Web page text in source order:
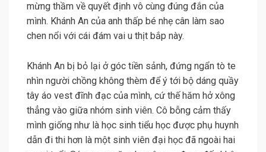
mừng thầm về quyết định vô cùng đúng đắn của
mình. Khánh An của anh thấp bé nhẹ cân làm sao
chen nổi với cái đám vai u thịt bắp này.
Khánh An bị bỏ lại ở góc tiền sảnh, đứng ngẩn tò te
nhìn người chồng không thèm để ý tới bộ dáng quầy
tây áo vest đĩnh đạc của mình, cứ thế hăm hở xông
thẳng vào giữa nhóm sinh viên. Cô bỗng cảm thấy
mình giống như là học sinh tiểu học được phụ huynh
dẫn đi thi hơn là một sinh viên đại học đã ngoài hai